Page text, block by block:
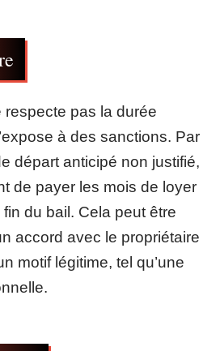
respecte pas la durée
à des sanctions. Par
départ anticipé non justifié,
de payer les mois de loyer
fin du bail. Cela peut être
accord avec le propriétaire
motif légitime, tel qu’une